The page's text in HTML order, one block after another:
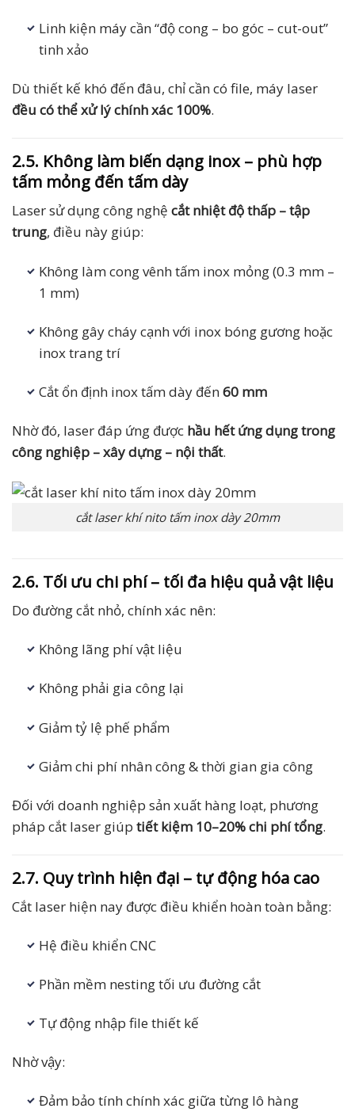
Linh kiện máy cần “độ cong – bo góc – cut-out”
tinh xảo
Dù thiết kế khó đến đâu, chỉ cần có file, máy laser
đều có thể xử lý chính xác 100%.
2.5. Không làm biến dạng inox – phù hợp
tấm mỏng đến tấm dày
Laser sử dụng công nghệ cắt nhiệt độ thấp – tập
trung, điều này giúp:
Không làm cong vênh tấm inox mỏng (0.3 mm –
1 mm)
Không gây cháy cạnh với inox bóng gương hoặc
inox trang trí
Cắt ổn định inox tấm dày đến60 mm
Nhờ đó, laser đáp ứng được hầu hết ứng dụng trong
công nghiệp – xây dựng – nội thất.
cắt laser khí nito tấm inox dày 20mm
2.6. Tối ưu chi phí – tối đa hiệu quả vật liệu
Do đường cắt nhỏ, chính xác nên:
Không lãng phí vật liệu
Không phải gia công lại
Giảm tỷ lệ phế phẩm
Giảm chi phí nhân công & thời gian gia công
Đối với doanh nghiệp sản xuất hàng loạt, phương
pháp cắt laser giúp tiết kiệm 10–20% chi phí tổng.
2.7. Quy trình hiện đại – tự động hóa cao
Cắt laser hiện nay được điều khiển hoàn toàn bằng:
Hệ điều khiển CNC
Phần mềm nesting tối ưu đường cắt
Tự động nhập file thiết kế
Nhờ vậy:
Đảm bảo tính chính xác giữa từng lô hàng